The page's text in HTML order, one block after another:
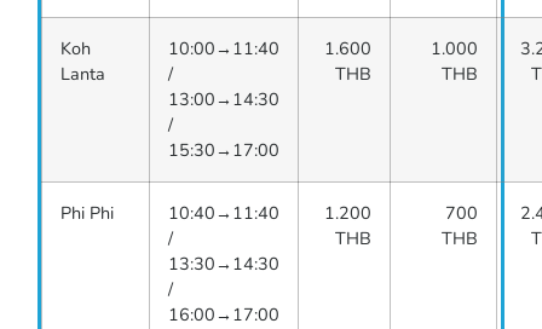
Koh
Lanta
10:00→11:40
/
13:00→14:30
/
15:30→17:00
1.600
THB
1.000
THB
Phi Phi
10:40→11:40
/
13:30→14:30
/
16:00→17:00
1.200
THB
700
THB